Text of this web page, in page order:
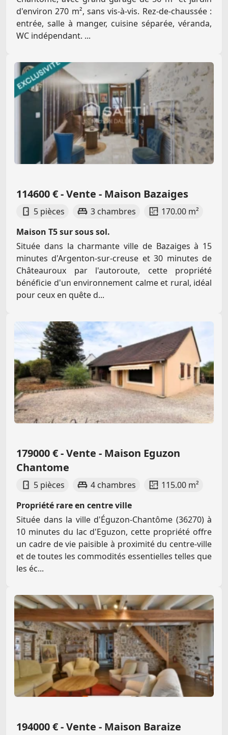
d'environ 270 m², sans vis-à-vis. Rez-de-chaussée :
entrée, salle à manger, cuisine séparée, véranda,
WC indépendant. ...
114600 € - Vente - Maison Bazaiges
5 pièces 3 chambres
170.00 m²
Maison T5 sur sous sol.
Située dans la charmante ville de Bazaiges à 15
minutes d'Argenton-sur-creuse et 30 minutes de
Châteauroux par l'autoroute, cette propriété
bénéficie d'un environnement calme et rural, idéal
pour ceux en quête d...
179000 € - Vente - Maison Eguzon
Chantome
5 pièces 4 chambres
115.00 m²
Propriété rare en centre ville
Située dans la ville d'Éguzon-Chantôme (36270) à
10 minutes du lac d'Eguzon, cette propriété offre
un cadre de vie paisible à proximité du centre-ville
et de toutes les commodités essentielles telles que
les éc...
194000 € - Vente - Maison Baraize